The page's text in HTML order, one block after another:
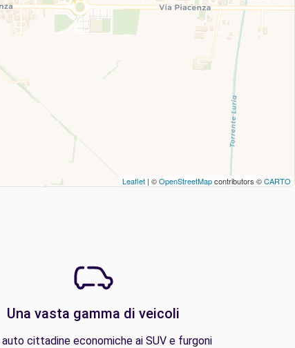
Leaflet | ©OpenStreetMapcontributors ©CARTO
Una vasta gamma di veicoli
auto cittadine economiche ai SUV e furgoni